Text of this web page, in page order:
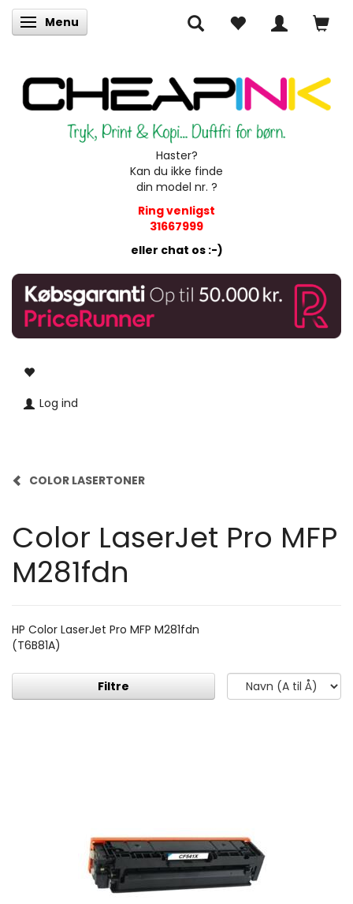
Skifte navigation
Menu
Haster?
Kan du ikke finde
din model nr. ?
Ring venligst
31667999
eller chat os :-)
Log ind
COLOR LASERTONER
Color LaserJet Pro MFP
M281fdn
HP Color LaserJet Pro MFP M281fdn
(T6B81A)
Filtre